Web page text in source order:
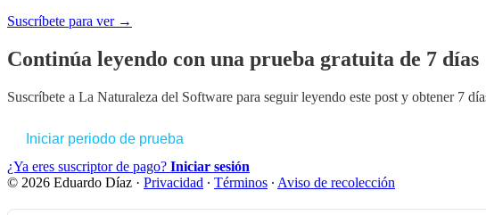
Suscríbete para ver →
Continúa leyendo con una prueba gratuita de 7 días
Suscríbete a La Naturaleza del Software para seguir leyendo este post y obtener 7
Iniciar periodo de prueba
¿Ya eres suscriptor de pago? Iniciar sesión
© 2026 Eduardo Díaz · Privacidad ∙ Términos ∙ Aviso de recolección